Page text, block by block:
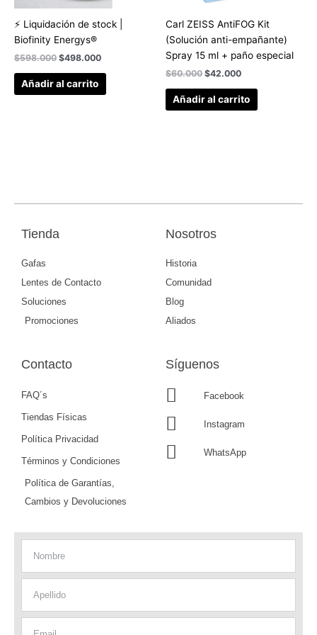
⚡ Liquidación de stock |
Biofinity Energys®
$598.000 $498.000
Añadir al carrito
Carl ZEISS AntiFOG Kit
(Solución anti-empañante)
Spray 15 ml + paño especial
$60.000 $42.000
Añadir al carrito
Tienda
Gafas
Lentes de Contacto
Soluciones
Promociones
Nosotros
Historia
Comunidad
Blog
Aliados
Contacto
FAQ´s
Tiendas Físicas
Política Privacidad
Términos y Condiciones
Política de Garantías,
Cambios y Devoluciones
Síguenos
Facebook
Instagram
WhatsApp